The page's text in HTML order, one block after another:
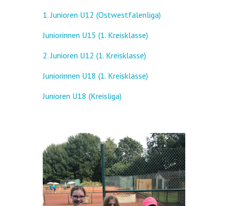
1. Junioren U12 (Ostwestfalenliga)
Juniorinnen U15 (1. Kreisklasse)
2. Junioren U12 (1. Kreisklasse)
Juniorinnen U18 (1. Kreisklasse)
Junioren U18 (Kreisliga)